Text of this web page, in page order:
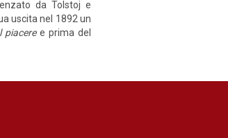
da Tolstoj e
uscita nel 1892 un
piaceree prima del